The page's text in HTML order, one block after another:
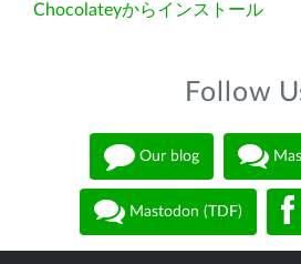
Chocolateyからインストール
Follow
Our blog
Mastodon (TDF)